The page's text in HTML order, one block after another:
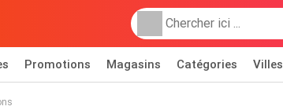
Promotions Magasins Catégories Villes